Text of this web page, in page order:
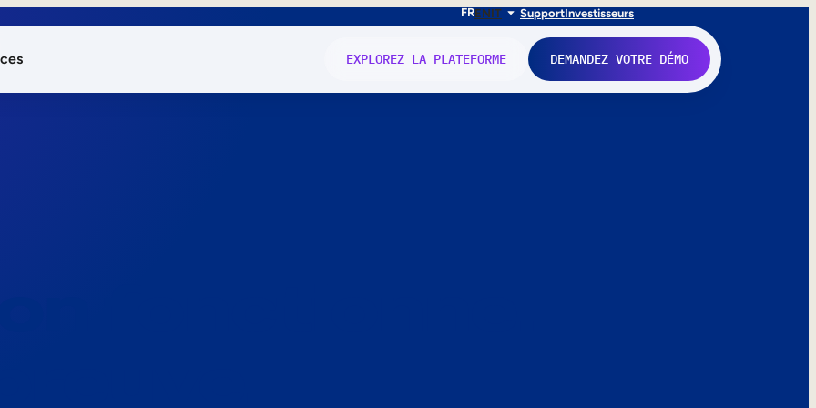
FRENIT SupportInvestisseurs
EXPLOREZ LA PLATEFORME DEMANDEZ VOTRE DÉMO